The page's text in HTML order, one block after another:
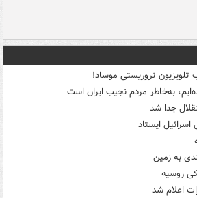
تروریستی موساد!
به‌خاطر مردم نجیب ایران است
جدا شد
ایستاد
به زمین
روسیه
اعلام شد